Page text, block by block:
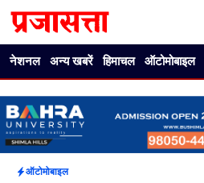
नेशनल अन्य खबरें हिमाचल ऑटोमोबाइल
ऑटोमोबाइल